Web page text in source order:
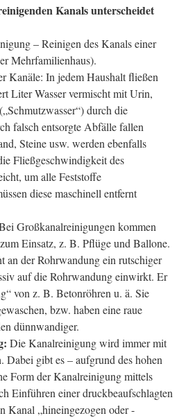
Kanals unterscheidet
– Reinigen des Kanals einer
Mehrfamilienhaus).
Kanäle: In jedem Haushalt fließen
Liter Wasser vermischt mit Urin,
durch die
falsch entsorgte Abfälle fallen
Steine usw. werden ebenfalls
Fließgeschwindigkeit des
um alle Feststoffe
diese maschinell entfernt
Großkanalreinigungen kommen
Einsatz, z. B. Pflüge und Ballone.
an der Rohrwandung ein rutschiger
auf die Rohrwandung einwirkt. Er
von z. B. Betonröhren u. ä. Sie
bzw. haben eine raue
dünnwandiger.
Die Kanalreinigung wird immer mit
Dabei gibt es – aufgrund des hohen
Form der Kanalreinigung mittels
Einführen einer druckbeaufschlagten
Kanal „hineingezogen oder -